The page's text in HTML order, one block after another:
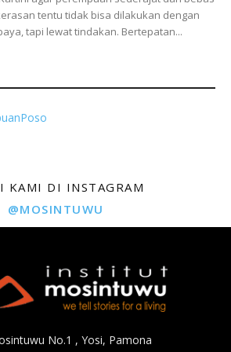
tentu tidak bisa dilakukan dengan
tapi lewat tindakan. Bertepatan...
KAMI DI INSTAGRAM
@MOSINTUWU
No.1 , Yosi, Pamona